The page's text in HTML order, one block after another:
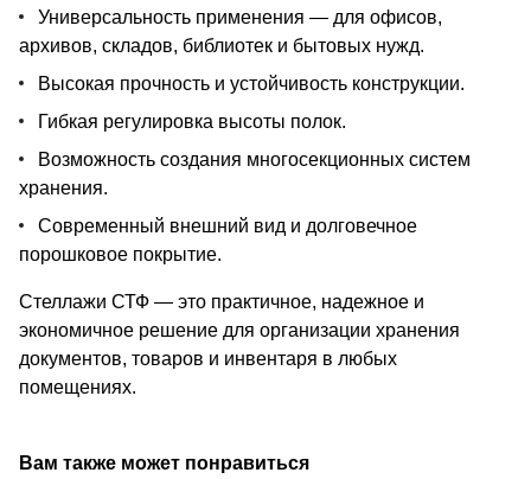
Универсальность применения — для офисов,
архивов, складов, библиотек и бытовых нужд.
Высокая прочность и устойчивость конструкции.
Гибкая регулировка высоты полок.
Возможность создания многосекционных систем
хранения.
Современный внешний вид и долговечное
порошковое покрытие.
Стеллажи СТФ — это практичное, надежное и
экономичное решение для организации хранения
документов, товаров и инвентаря в любых
помещениях.
Вам также может понравиться